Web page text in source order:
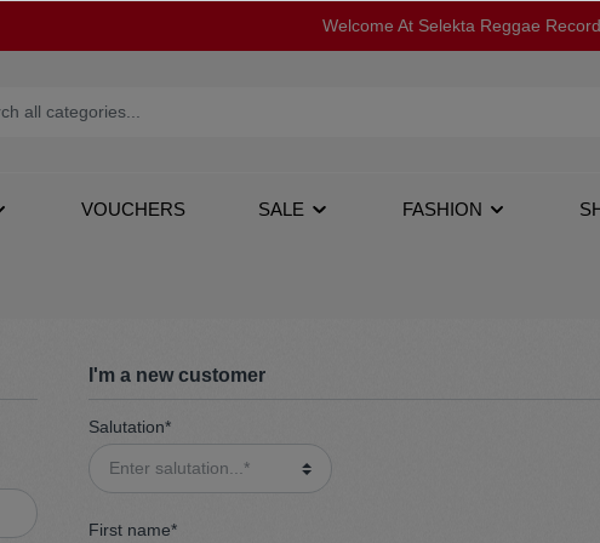
Welcome At Selekta Reggae
VOUCHERS SALE FASHION
I'm a new customer
Salutation*
First name*